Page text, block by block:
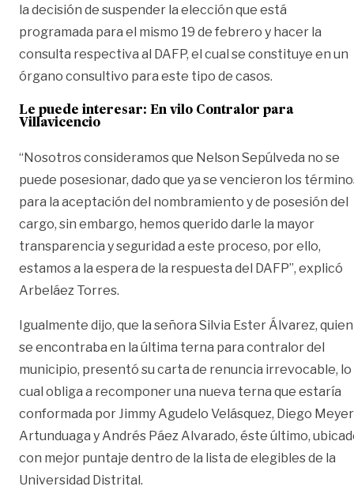
la decisión de suspender la elección que está
programada para el mismo 19 de febrero y hacer la
consulta respectiva al DAFP, el cual se constituye en un
órgano consultivo para este tipo de casos.
Le puede interesar: En vilo Contralor para
Villavicencio
“Nosotros consideramos que Nelson Sepúlveda no se
puede posesionar, dado que ya se vencieron los
para la aceptación del nombramiento y de posesión del
cargo, sin embargo, hemos querido darle la mayor
transparencia y seguridad a este proceso, por ello,
estamos a la espera de la respuesta del DAFP”, explicó
Arbeláez Torres.
Igualmente dijo, que la señora Silvia Ester Álvarez, quien
se encontraba en la última terna para contralor del
municipio, presentó su carta de renuncia irrevocable, lo
cual obliga a recomponer una nueva terna que estaría
conformada por Jimmy Agudelo Velásquez, Diego Meyer
Artunduaga y Andrés Páez Alvarado, éste último,
con mejor puntaje dentro de la lista de elegibles de la
Universidad Distrital.